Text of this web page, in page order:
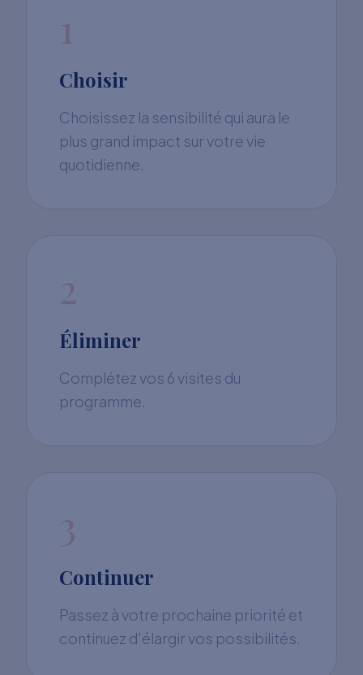
1
Choisir
Choisissez la sensibilité qui aura le
plus grand impact sur votre vie
quotidienne.
2
Éliminer
Complétez vos 6 visites du
programme.
3
Continuer
Passez à votre prochaine priorité et
continuez d'élargir vos possibilités.